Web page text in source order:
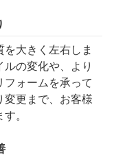
大きく左右しま
の変化や、より
フォームを承って
変更まで、お客様
。